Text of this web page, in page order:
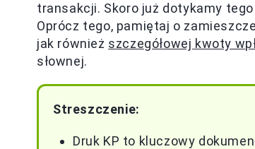
transakcji. Skoro już dotykamy
Oprócz tego, pamiętaj o
jak również szczegółowej kwoty
słownej.
Streszczenie:
Druk KP to kluczowy